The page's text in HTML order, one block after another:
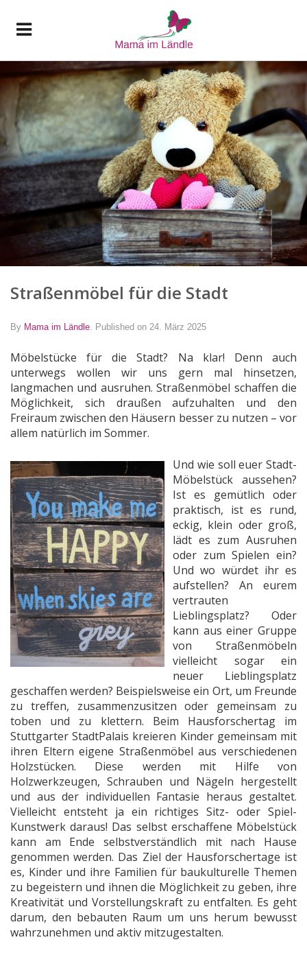
Straßenmöbel für die Stadt
By Mama im Ländle Published on 24. März 2025
Möbelstücke für die Stadt? Na klar! Denn auch
unterwegs wollen wir uns gern mal hinsetzen,
langmachen und ausruhen. Straßenmöbel schaffen die
Möglichkeit, sich draußen aufzuhalten und den
Freiraum zwischen den Häusern besser zu nutzen – vor
allem natürlich im Sommer.
Und wie soll euer Stadt-
Möbelstück aussehen?
Ist es gemütlich oder
praktisch, ist es rund,
eckig, klein oder groß,
lädt es zum Ausruhen
oder zum Spielen ein?
Und wo würdet ihr es
aufstellen? An eurem
vertrauten
Lieblingsplatz? Oder
kann aus einer Gruppe
von Straßenmöbeln
vielleicht sogar ein
neuer Lieblingsplatz
geschaffen werden? Beispielsweise ein Ort, um Freunde
zu treffen, zusammenzusitzen oder gemeinsam zu
toben und zu klettern. Beim Hausforschertag im
Stuttgarter StadtPalais kreieren Kinder gemeinsam mit
ihren Eltern eigene Straßenmöbel aus verschiedenen
Holzstücken. Diese werden mit Hilfe von
Holzwerkzeugen, Schrauben und Nägeln hergestellt
und aus der individuellen Fantasie heraus gestaltet.
Vielleicht entsteht ja ein richtiges Sitz- oder Spiel-
Kunstwerk daraus! Das selbst erschaffene Möbelstück
kann am Ende selbstverständlich mit nach Hause
genommen werden. Das Ziel der Hausforschertage ist
es, Kinder und ihre Familien für baukulturelle Themen
zu begeistern und ihnen die Möglichkeit zu geben, ihre
Kreativität und Vorstellungskraft zu entfalten. Es geht
darum, den bebauten Raum um uns herum bewusst
wahrzunehmen und aktiv mitzugestalten.